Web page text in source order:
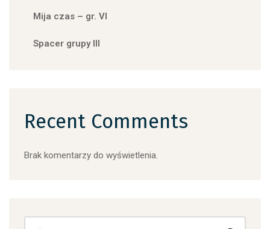
Mija czas – gr. VI
Spacer grupy III
Recent Comments
Brak komentarzy do wyświetlenia.